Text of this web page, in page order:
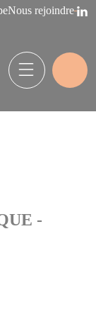
Nous rejoindre
-